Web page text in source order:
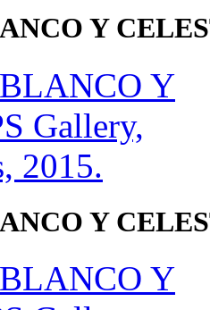
Y
Y